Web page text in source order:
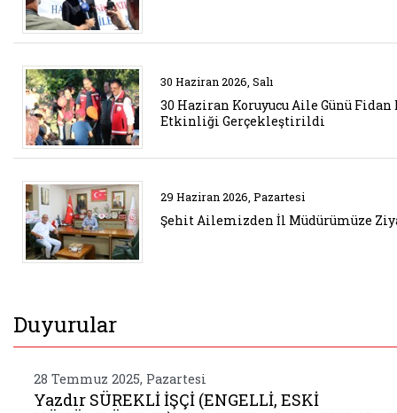
Belgeyi aç: etkinklik
30 Haziran 2026, Salı
30 Haziran Koruyucu Aile Günü
Etkinliği Gerçekleştirildi
Belgeyi aç: ziyaret 68
29 Haziran 2026, Pazartesi
Şehit Ailemizden İl Müdürümüze
Duyurular
28 Temmuz 2025, Pazartesi
Yazdır SÜREKLİ İŞÇİ (ENGELLİ, ESKİ